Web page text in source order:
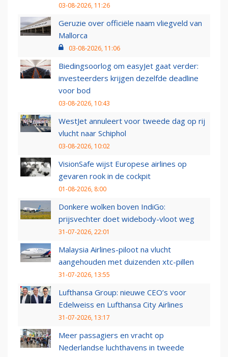
03-08-2026, 11:26
Geruzie over officiële naam vliegveld van
Mallorca
03-08-2026, 11:06
Biedingsoorlog om easyJet gaat verder:
investeerders krijgen dezelfde deadline
voor bod
03-08-2026, 10:43
WestJet annuleert voor tweede dag op rij
vlucht naar Schiphol
03-08-2026, 10:02
VisionSafe wijst Europese airlines op
gevaren rook in de cockpit
01-08-2026, 8:00
Donkere wolken boven IndiGo:
prijsvechter doet widebody-vloot weg
31-07-2026, 22:01
Malaysia Airlines-piloot na vlucht
aangehouden met duizenden xtc-pillen
31-07-2026, 13:55
Lufthansa Group: nieuwe CEO’s voor
Edelweiss en Lufthansa City Airlines
31-07-2026, 13:17
Meer passagiers en vracht op
Nederlandse luchthavens in tweede